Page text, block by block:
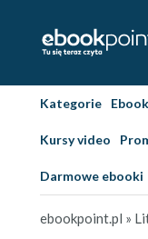
Kategorie
Kursy video
Darmowe ebooki
ebookpoint.pl »